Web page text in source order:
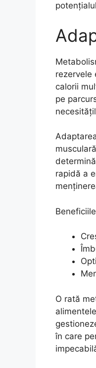
rezervele
calorii
pe
rapidă a
O rată
în care